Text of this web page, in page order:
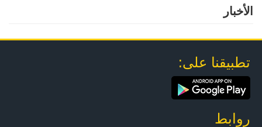
الأخبار
تطبيقنا على:
روابط